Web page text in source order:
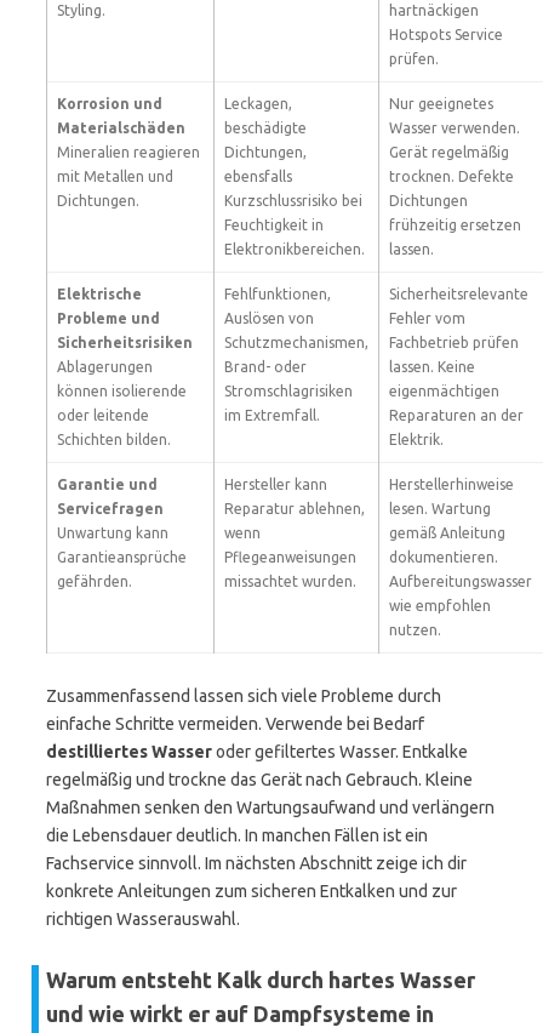
Styling.
hartnäckigen
Hotspots Service
prüfen.
Korrosion und
Materialschäden
Mineralien reagieren
mit Metallen und
Dichtungen.
Leckagen,
beschädigte
Dichtungen,
ebensfalls
Kurzschlussrisiko bei
Feuchtigkeit in
Elektronikbereichen.
Nur geeignetes
Wasser verwenden.
Gerät regelmäßig
trocknen. Defekte
Dichtungen
frühzeitig ersetzen
lassen.
Elektrische
Probleme und
Sicherheitsrisiken
Ablagerungen
können isolierende
oder leitende
Schichten bilden.
Fehlfunktionen,
Auslösen von
Schutzmechanismen,
Brand- oder
Stromschlagrisiken
im Extremfall.
Sicherheitsrelevante
Fehler vom
Fachbetrieb prüfen
lassen. Keine
eigenmächtigen
Reparaturen an der
Elektrik.
Garantie und
Servicefragen
Unwartung kann
Garantieansprüche
gefährden.
Hersteller kann
Reparatur ablehnen,
wenn
Pflegeanweisungen
missachtet wurden.
Herstellerhinweise
lesen. Wartung
gemäß Anleitung
dokumentieren.
Aufbereitungswasser
wie empfohlen
nutzen.
Zusammenfassend lassen sich viele Probleme durch
einfache Schritte vermeiden. Verwende bei Bedarf
destilliertes Wasseroder gefiltertes Wasser. Entkalke
regelmäßig und trockne das Gerät nach Gebrauch. Kleine
Maßnahmen senken den Wartungsaufwand und verlängern
die Lebensdauer deutlich. In manchen Fällen ist ein
Fachservice sinnvoll. Im nächsten Abschnitt zeige ich dir
konkrete Anleitungen zum sicheren Entkalken und zur
richtigen Wasserauswahl.
Warum entsteht Kalk durch hartes Wasser
und wie wirkt er auf Dampfsysteme in